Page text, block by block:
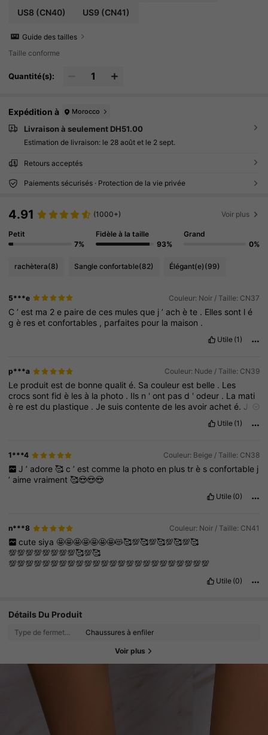
US8 (CN40) US9 (CN41)
Guide des tailles
Taille conforme
Quantité(s):
Expédition à Morocco
Livraison à seulement DH51.00
Estimation de livraison: le 28 août et le 2 sept.
Retours acceptés
Paiements sécurisés · Protection de la vie privée
4.91 (1000+) Voir plus
Petit
7%
Fidèle à la taille
93%
Grand
0%
rachètera(8) Sangle confortable(82) Élégant(e)(99)
5***e Couleur: Noir / Taille: CN37
C’est ma 2e pairedeces mulesque j’ achète . Elles sont lé
gè resetconfortables , parfaites pour la maison .
Utile (1)
p***a Couleur: Nude / Taille: CN39
Le produitestde bonnequalité. Sacouleurest belle . Les
crocs sontfidè les à la photo . Ils n 'ont pasd 'odeur . La mati
è reestdu plastique .Je suiscontentede les avoir acheté. Je
Utile (1)
1***4 Couleur: Beige / Taille: CN38
J ’ adore 🥰 c ’ est comme la photo en plus tr è s confortable j
’ aimevraiment 🥰😍😍😍
Utile (0)
n***8 Couleur: Noir / Taille: CN41
cute siya 🤩🤩🤩🤩🤩🤩🤩😻🥰💯🥰💯🥰💯🥰💯🥰
💯💯💯💯💯💯💯💯🥰💯🥰
💯💯💯💯💯💯💯💯💯💯💯💯💯💯💯💯💯💯💯💯💯💯💯💯
Utile (0)
Détails Du Produit
Type de fermeture: Chaussures à enfiler
Voir plus